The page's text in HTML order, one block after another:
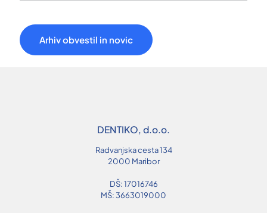
Arhiv obvestil in novic
DENTIKO, d.o.o.
Radvanjska cesta 134
2000 Maribor
DŠ: 17016746
MŠ: 3663019000